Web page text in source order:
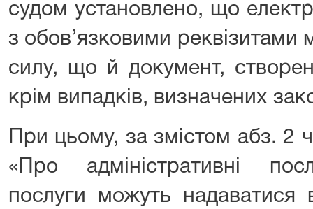
судом установлено, що
з обов’язковими
силу, що й документ,
крім випадків, визначених
При цьому, за змістом абз. 2
«Про адміністративні
послуги можуть надаватися